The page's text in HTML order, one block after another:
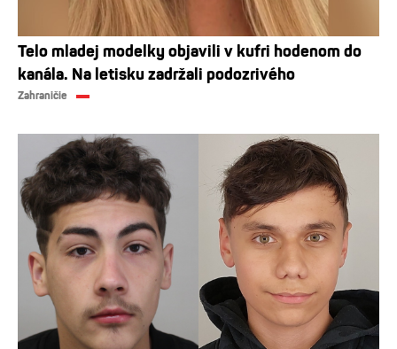
Telo mladej modelky objavili v kufri hodenom do
kanála. Na letisku zadržali podozrivého
Zahraničie